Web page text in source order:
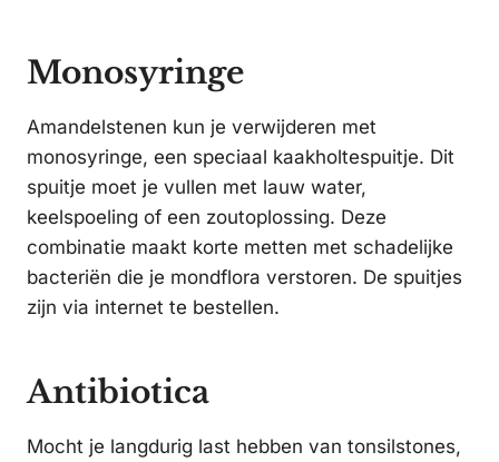
Monosyringe
Amandelstenen kun je verwijderen met
monosyringe, een speciaal kaakholtespuitje. Dit
spuitje moet je vullen met lauw water,
keelspoeling of een zoutoplossing. Deze
combinatie maakt korte metten met schadelijke
bacteriën die je mondflora verstoren. De spuitjes
zijn via internet te bestellen.
Antibiotica
Mocht je langdurig last hebben van tonsilstones,